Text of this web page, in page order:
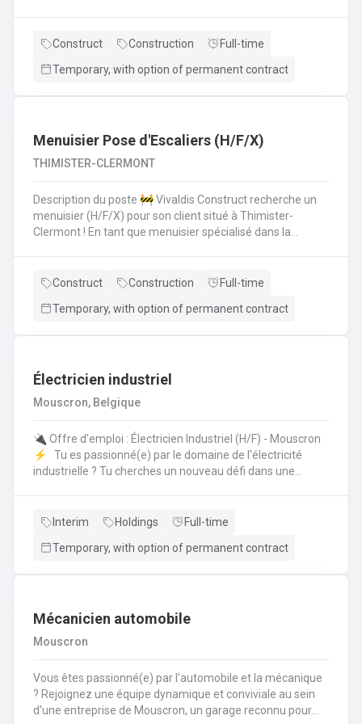
vous épanouir dans une mission pour du long terme?
Construct Construction
Full-time
Temporary, with option of permanent contract
Menuisier Pose d'Escaliers (H/F/X)
THIMISTER-CLERMONT
Description du poste 🚧 Vivaldis Construct recherche un
menuisier (H/F/X) pour son client situé à Thimister-
Clermont ! En tant que menuisier spécialisé dans la
escaliers dans divers types de bâtimentsAssurer un
équipe de trois ouvriers 💪 Avantages de la CP124 ✍️ Un
Construct Construction
Full-time
Temporary, with option of permanent contract
Électricien industriel
Mouscron, Belgique
🔌 Offre d'emploi : Électricien Industriel (H/F) - Mouscron
⚡️ Tu es passionné(e) par le domaine de l'électricité
industrielle ? Tu cherches un nouveau défi dans une
Type de contrat : Intérim avec possibilité de CDI Tes
équipements électriques industriels ⚙️ Mise en service
Interim Holdings
Full-time
Temporary, with option of permanent contract
Mécanicien automobile
Mouscron
Vous êtes passionné(e) par l'automobile et la mécanique
? Rejoignez une équipe dynamique et conviviale au sein
d'une entreprise de Mouscron, un garage reconnu pour